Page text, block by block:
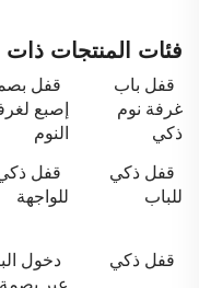
فئات المنتجات ذات
قفل باب
غرفة نوم
ذكي
قفل
إصبع
النوم
قفل ذكي
للباب
قفل
للواجهة
قفل ذكي
دخول